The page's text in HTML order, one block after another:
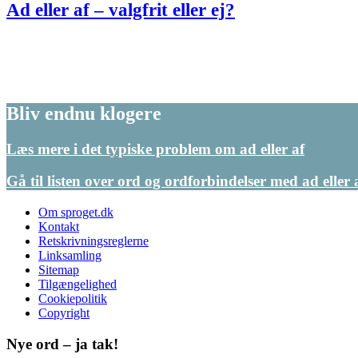
Ad eller af – valgfrit eller ej?
Bliv endnu klogere
Læs mere i det typiske problem om ad eller af
Gå til listen over ord og ordforbindelser med ad eller
Om sproget.dk
Kontakt
Retskrivningsreglerne
Linksamling
Sitemap
Tilgængelighed
Cookiepolitik
Copyright
Nye ord – ja tak!